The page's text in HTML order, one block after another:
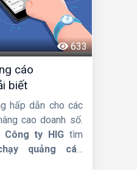
633
cáo
biết
hấp dẫn cho các
cao doanh số.
Công ty HIGtìm
quảng cáo